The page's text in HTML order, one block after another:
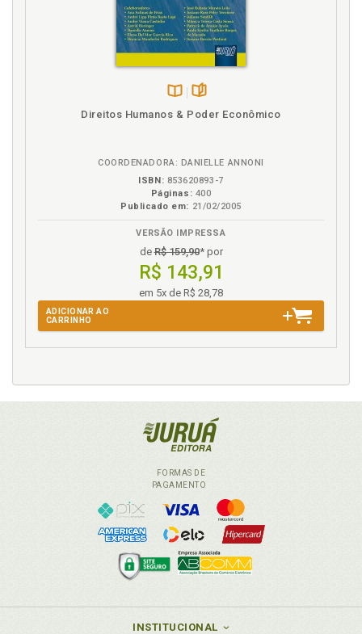
Direitos Humanos & Poder Econômico
COORDENADORA: DANIELLE ANNONI
ISBN: 853620893-7
Páginas: 400
Publicado em: 21/02/2005
VERSÃO IMPRESSA
deR$ 159,90* por
R$ 143,91
em 5x de R$ 28,78
ADICIONAR AO
CARRINHO
FORMAS DE
PAGAMENTO
INSTITUCIONAL